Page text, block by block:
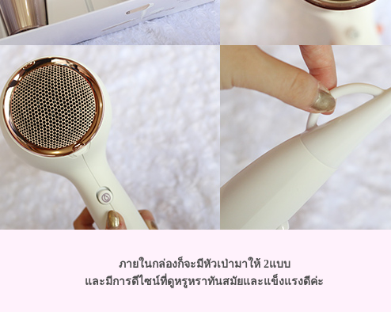
ภายในกล่องก็จะมีหัวเป่ามาให้ 2แบบ
ละมีการดีไซน์ที่ดูหรูหราทันสมัยและแข็งแรงดีค่ะ